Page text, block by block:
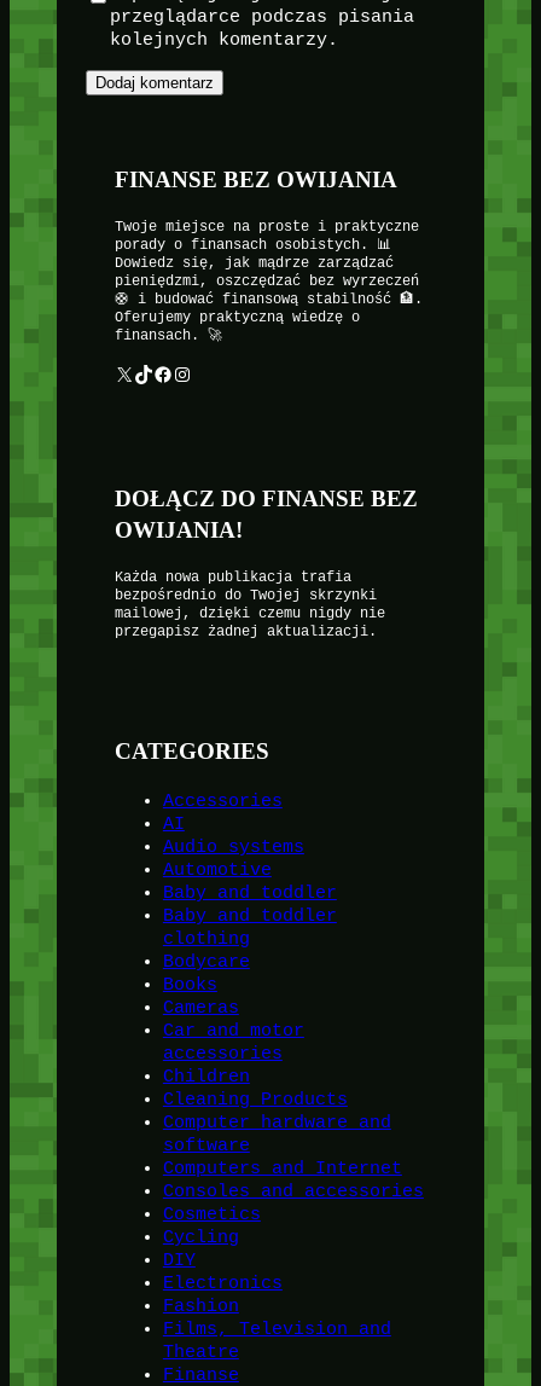
przeglądarce podczas pisania
kolejnych komentarzy.
FINANSE BEZ OWIJANIA
Twoje miejsce na proste i praktyczne
porady o finansach osobistych. 📊
Dowiedz się, jak mądrze zarządzać
pieniędzmi, oszczędzać bez wyrzeczeń
🛟 i budować finansową stabilność 🏦.
Oferujemy praktyczną wiedzę o
finansach. 🚀
X TikTok Facebook Instagram
DOŁĄCZ DO FINANSE BEZ
OWIJANIA!
Każda nowa publikacja trafia
bezpośrednio do Twojej skrzynki
mailowej, dzięki czemu nigdy nie
przegapisz żadnej aktualizacji.
CATEGORIES
Accessories
AI
Audio systems
Automotive
Baby and toddler
Baby and toddler
clothing
Bodycare
Books
Cameras
Car and motor
accessories
Children
Cleaning Products
Computer hardware and
software
Computers and Internet
Consoles and accessories
Cosmetics
Cycling
DIY
Electronics
Fashion
Films, Television and
Theatre
Finanse